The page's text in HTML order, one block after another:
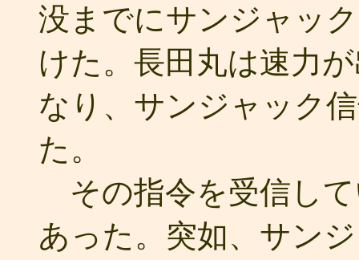
没までにサンジャッ
けた。長田丸は速力
なり、サンジャック
た。
その指令を受信し
あった。突如、サン